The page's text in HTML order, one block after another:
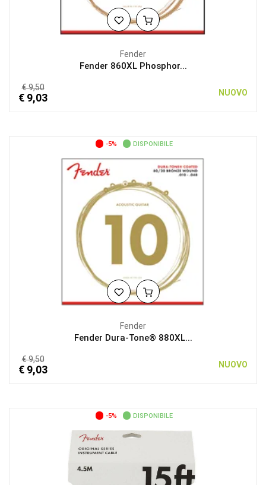
Fender
Fender 860XL Phosphor...
€ 9,50
€ 9,03 NUOVO
-5% DISPONIBILE
Fender
Fender Dura-Tone® 880XL...
€ 9,50
€ 9,03 NUOVO
-5% DISPONIBILE